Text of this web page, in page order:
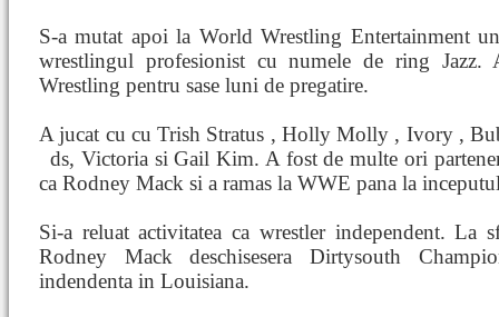
S-a mutat apoi la World Wrestling Entertainment
wrestlingul profesionist cu numele de ring
Wrestling pentru sase luni de pregatire.
A jucat cu cu Trish Stratus , Holly Molly , Ivory ,
ds, Victoria si Gail Kim. A fost de multe ori
ca Rodney Mack si a ramas la WWE pana la
Si-a reluat activitatea ca wrestler independent. La
Rodney Mack deschisesera Dirtysouth
indendenta in Louisiana.